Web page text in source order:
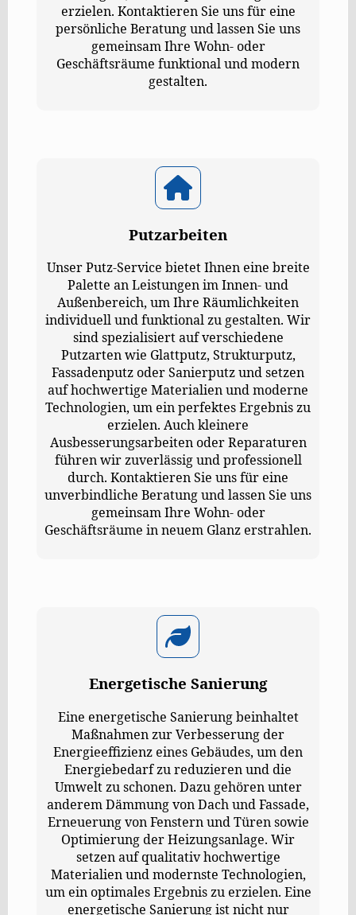
erzielen. Kontaktieren Sie uns für eine
persönliche Beratung und lassen Sie uns
gemeinsam Ihre Wohn- oder
Geschäftsräume funktional und modern
gestalten.
Putzarbeiten
Unser Putz-Service bietet Ihnen eine breite
Palette an Leistungen im Innen- und
Außenbereich, um Ihre Räumlichkeiten
individuell und funktional zu gestalten. Wir
sind spezialisiert auf verschiedene
Putzarten wie Glattputz, Strukturputz,
Fassadenputz oder Sanierputz und setzen
auf hochwertige Materialien und moderne
Technologien, um ein perfektes Ergebnis zu
erzielen. Auch kleinere
Ausbesserungsarbeiten oder Reparaturen
führen wir zuverlässig und professionell
durch. Kontaktieren Sie uns für eine
unverbindliche Beratung und lassen Sie uns
gemeinsam Ihre Wohn- oder
Geschäftsräume in neuem Glanz erstrahlen.
Energetische Sanierung
Eine energetische Sanierung beinhaltet
Maßnahmen zur Verbesserung der
Energieeffizienz eines Gebäudes, um den
Energiebedarf zu reduzieren und die
Umwelt zu schonen. Dazu gehören unter
anderem Dämmung von Dach und Fassade,
Erneuerung von Fenstern und Türen sowie
Optimierung der Heizungsanlage. Wir
setzen auf qualitativ hochwertige
Materialien und modernste Technologien,
um ein optimales Ergebnis zu erzielen. Eine
energetische Sanierung ist nicht nur